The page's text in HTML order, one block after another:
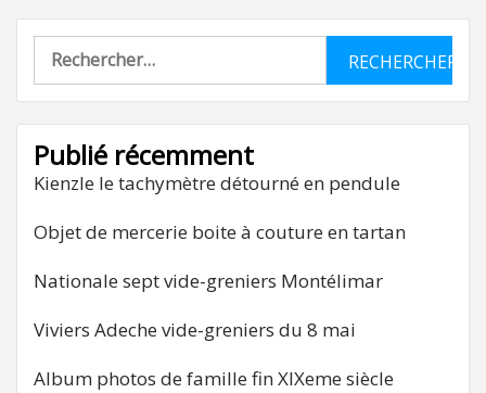
Rechercher :
Publié récemment
Kienzle le tachymètre détourné en pendule
Objet de mercerie boite à couture en tartan
Nationale sept vide-greniers Montélimar
Viviers Adeche vide-greniers du 8 mai
Album photos de famille fin XIXeme siècle